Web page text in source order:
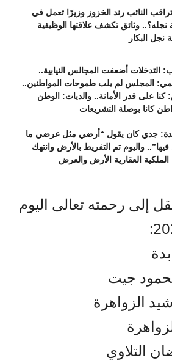
النائب رند الخزوز وزيرًا تعمل في
وثائق تكشف علاقتها الوظيفية
نجل البكار
التدخلات أضعفت المجالس النيابية..
المجلس لم يلب طموحات المواطنين..
على قدر الأمانة.. والديات: الوطن
كانا بوصلة التشريعات
جدي كان يقول “أرضي مثل عرضي ما
واليوم تم التفريط بالأرض وانتهك
الملكية العقارية الأرض والعرض
إلى رحمته تعالى اليوم
جيت
الزواهرة
التلاوي